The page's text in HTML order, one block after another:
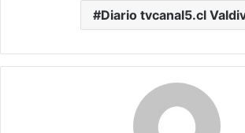
Diario tvcanal5.cl